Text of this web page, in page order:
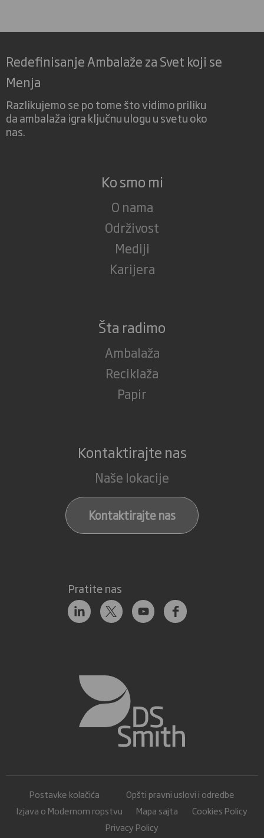
Redefinisanje Ambalaže za Svet koji se
Menja
Razlikujemo se po tome što vidimo priliku
da ambalaža igra ključnu ulogu u svetu oko
nas.
Ko smo mi
O nama
Održivost
Mediji
Karijera
Šta radimo
Ambalaža
Reciklaža
Papir
Kontaktirajte nas
Naše lokacije
Kontaktirajte nas
Pratite nas
Postavke kolačića
Opšti pravni uslovi i odredbe
Izjava o Modernom ropstvu
Mapa sajta
Cookies Policy
Privacy Policy